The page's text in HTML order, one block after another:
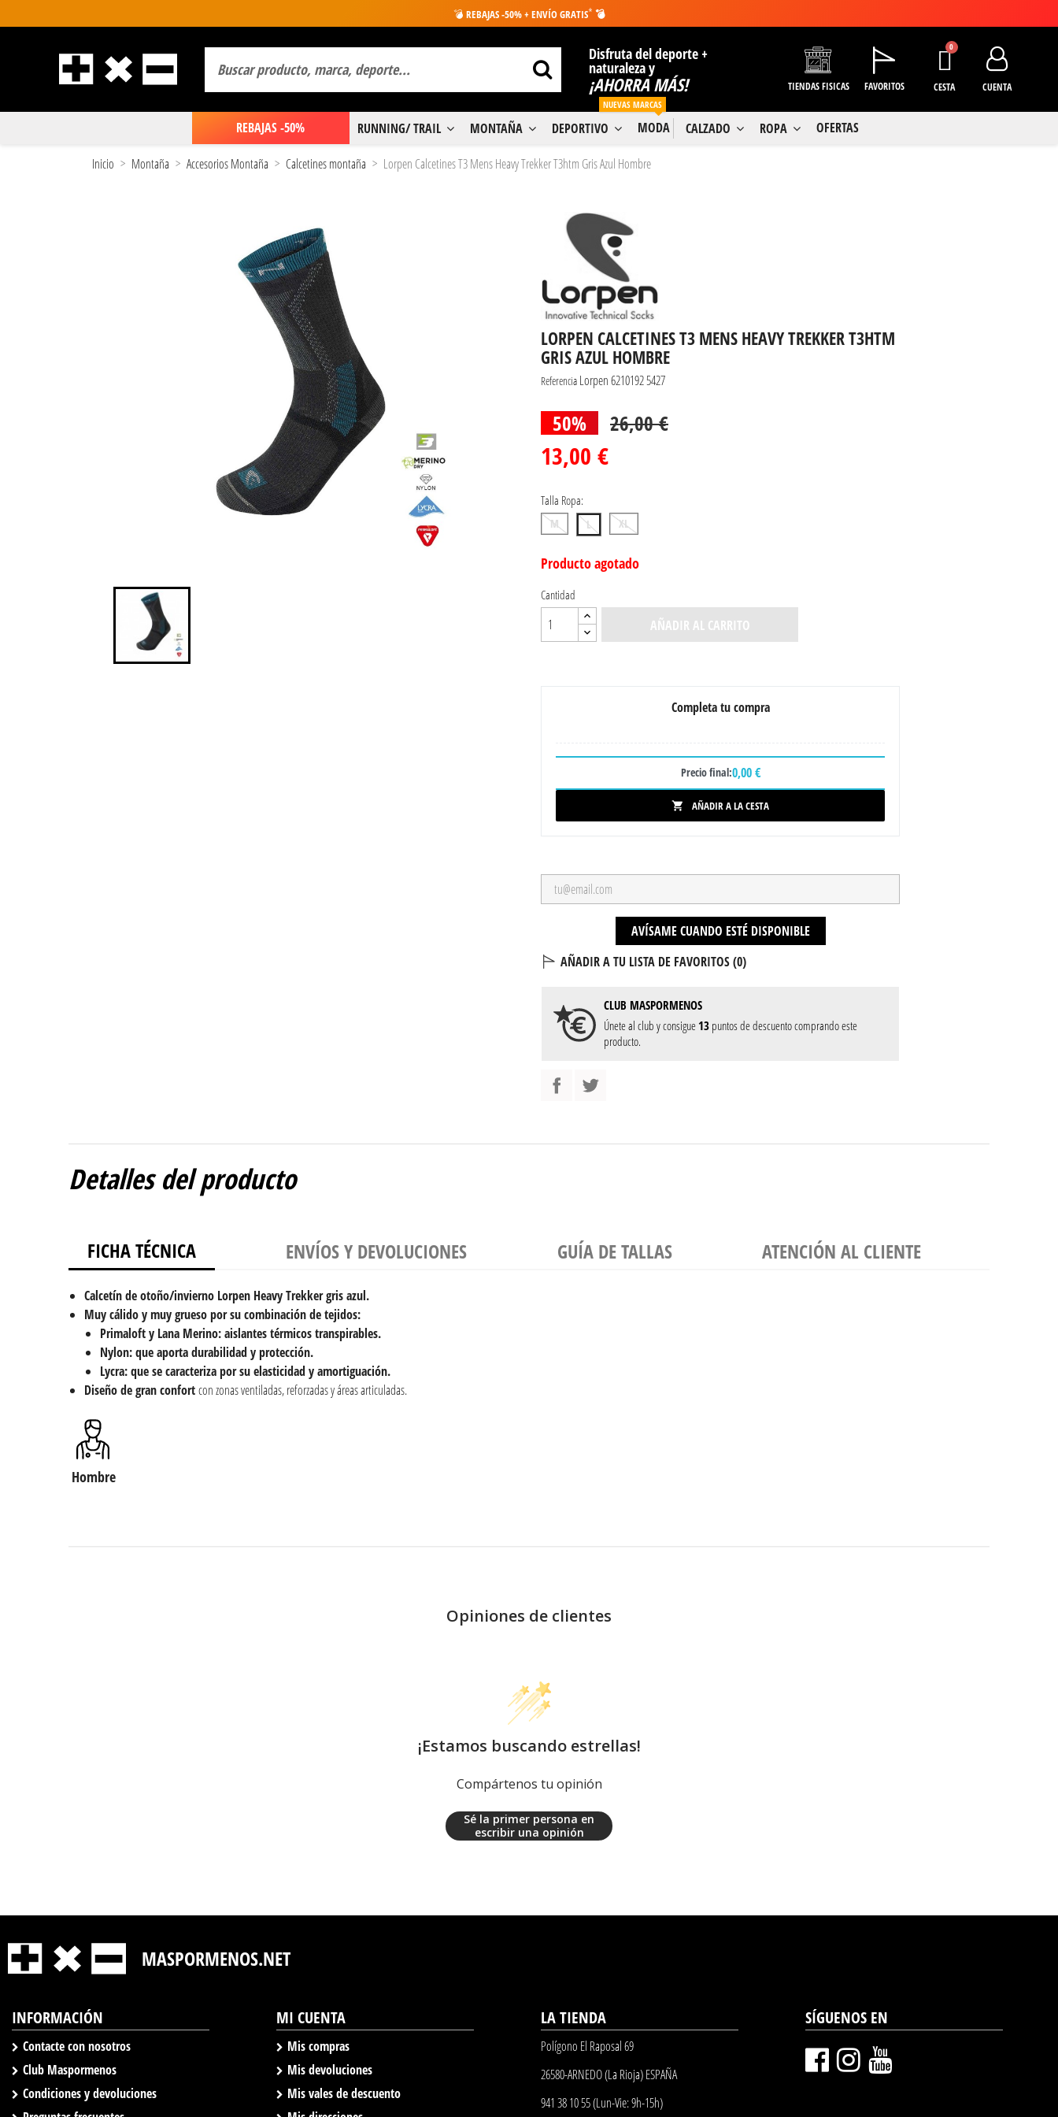
💣 REBAJAS -50% + ENVÍO GRATIS* 💣
Disfruta del deporte +
naturaleza y
¡AHORRA MÁS! TIENDAS FISICAS FAVORITOS CESTA CUENTA
REBAJAS -50% RUNNING/ TRAIL MONTAÑA DEPORTIVO MODA
NUEVAS MARCAS
CALZADO ROPA OFERTAS
Inicio Montaña Accesorios Montaña Calcetines montaña Lorpen Calcetines T3 Mens Heavy Trekker T3htm Gris Azul Hombre
LORPEN CALCETINES T3 MENS HEAVY TREKKER T3HTM
GRIS AZUL HOMBRE
Referencia Lorpen 6210192 5427
50% 26,00 €
13,00 €
Talla Ropa:
M L XL
Producto agotado
Cantidad
AÑADIR AL CARRITO
Completa tu compra
Precio final:0,00 €
 AÑADIR A LA CESTA
AVÍSAME CUANDO ESTÉ DISPONIBLE
AÑADIR A TU LISTA DE FAVORITOS (0)
CLUB MASPORMENOS
Únete al club y consigue 13puntos de descuento comprando este
producto.
Detalles del producto
FICHA TÉCNICA ENVÍOS Y DEVOLUCIONES GUÍA DE TALLAS ATENCIÓN AL CLIENTE
Calcetín de otoño/invierno Lorpen Heavy Trekker gris azul.
Muy cálido y muy grueso por su combinación de tejidos:
Primaloft y Lana Merino: aislantes térmicos transpirables.
Nylon: que aporta durabilidad y protección.
Lycra: que se caracteriza por su elasticidad y amortiguación.
Diseño de gran confortcon zonas ventiladas, reforzadas y áreas articuladas.
Hombre
Opiniones de clientes
¡Estamos buscando estrellas!
Compártenos tu opinión
Sé la primer persona en
escribir una opinión
MASPORMENOS.NET
INFORMACIÓN
Contacte con nosotros
Club Maspormenos
Condiciones y devoluciones
MI CUENTA
Mis compras
Mis devoluciones
Mis vales de descuento
LA TIENDA
Polígono El Raposal 69
26580-ARNEDO (La Rioja) ESPAÑA
941 38 10 55 (Lun-Vie: 9h-15h)
SÍGUENOS EN